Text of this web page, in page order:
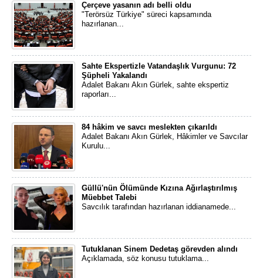
Çerçeve yasanın adı belli oldu
"Terörsüz Türkiye" süreci kapsamında
hazırlanan...
Sahte Ekspertizle Vatandaşlık Vurgunu: 72
Şüpheli Yakalandı
Adalet Bakanı Akın Gürlek, sahte ekspertiz
raporları...
84 hâkim ve savcı meslekten çıkarıldı
Adalet Bakanı Akın Gürlek, Hâkimler ve Savcılar
Kurulu...
Güllü'nün Ölümünde Kızına Ağırlaştırılmış
Müebbet Talebi
Savcılık tarafından hazırlanan iddianamede...
Tutuklanan Sinem Dedetaş görevden alındı
Açıklamada, söz konusu tutuklama...